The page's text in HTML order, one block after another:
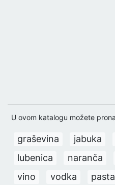
U ovom katalogu možete
graševina jabuka
lubenica
naranča
vino
vodka